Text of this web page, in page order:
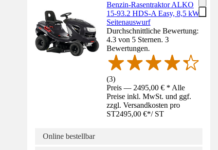
Benzin-Rasentraktor ALKO
15-93.2 HDS-A Easy, 8,5 kW,
Seitenauswurf
Durchschnittliche Bewertung:
4.3 von 5 Sternen. 3
Bewertungen.
(3)
Preis — 2495,00 € * Alle
Preise inkl. MwSt. und ggf.
zzgl. Versandkosten pro
ST2495,00 €*/ ST
Online bestellbar